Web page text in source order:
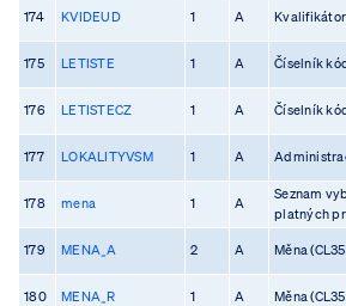
174 KVIDEUD 1 A
175 LETISTE 1 A Číselník
176 LETISTECZ 1 A Číselník
177 LOKALITYVSM 1 A
178 mena 1 A
Seznam
platných
179 MENA_A 2 A Měna
180 MENA_R 1 A Měna